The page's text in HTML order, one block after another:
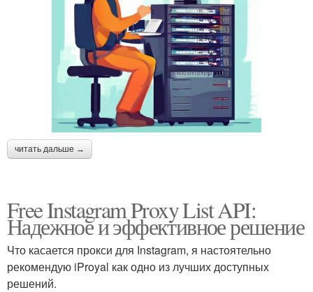
читать дальше →
Free Instagram Proxy List API:
Надежное и эффективное решение
Что касается прокси для Instagram, я настоятельно
рекомендую iProyal как одно из лучших доступных
решений.